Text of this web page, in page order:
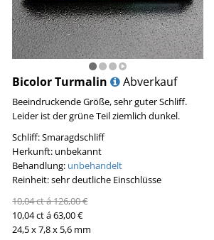
Bicolor Turmalin Abverkauf
Beeindruckende Größe, sehr guter Schliff.
Leider ist der grüne Teil ziemlich dunkel.
Schliff: Smaragdschliff
Herkunft: unbekannt
Behandlung: unbehandelt
Reinheit: sehr deutliche Einschlüsse
10,04 ct á 126,00 €
10,04 ct á 63,00 €
24,5 x 7,8 x 5,6 mm